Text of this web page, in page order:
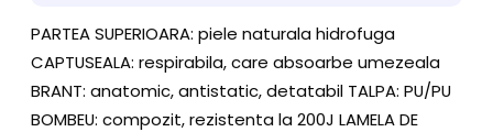
PARTEA SUPERIOARA: piele naturala hidrofuga
CAPTUSEALA: respirabila, care absoarbe umezeala
BRANT: anatomic, antistatic, detatabil TALPA: PU/PU
BOMBEU: compozit, rezistenta la 200J LAMELA DE